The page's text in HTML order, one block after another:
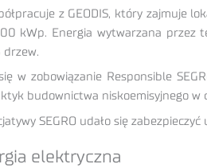
z GEODIS, który
kWp. Energia wytwarzana przez
drzew.
w zobowiązanie Responsible
budownictwa niskoemisyjnego w
SEGRO udało się
elektryczna